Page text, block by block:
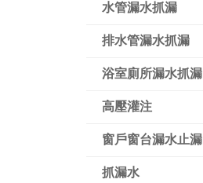
水管漏水抓漏
排水管漏水抓漏
浴室廁所漏水抓漏
高壓灌注
窗戶窗台漏水止漏
抓漏水